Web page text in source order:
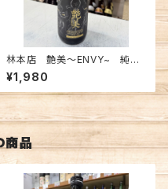
林本店 艶美〜ENVY~ 純米
大吟醸無濾過生原酒 720ml
¥1,980
商品